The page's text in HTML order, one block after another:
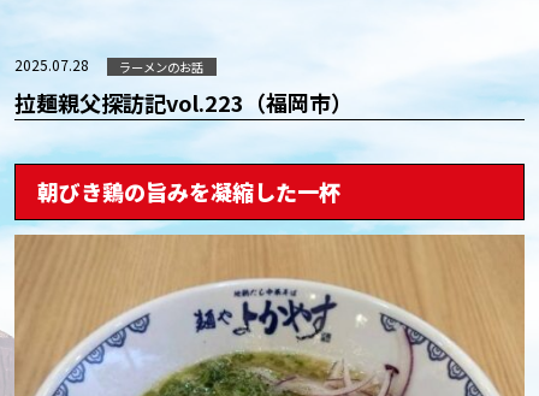
2025.07.28 ラーメンのお話
拉麺親父探訪記vol.223（福岡市）
朝びき鶏の旨みを凝縮した一杯